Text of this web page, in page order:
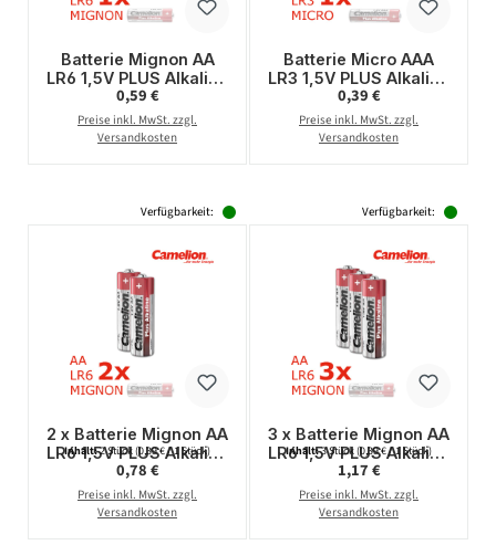
Batterie Mignon AA
LR6 1,5V PLUS Alkaline
- Leistung auf Dauer -
CAMELION
Regulärer Preis:
0,59 €
Preise inkl. MwSt. zzgl.
Versandkosten
Batterie Micro AAA
LR3 1,5V PLUS Alkaline
- Leistung auf Dauer -
CAMELION
Regulärer Preis:
0,39 €
Preise inkl. MwSt. zzgl.
Versandkosten
Verfügbarkeit:
2 x Batterie Mignon AA
LR6 1,5V PLUS Alkaline
- Leistung auf Dauer -
CAMELION
Inhalt:2 Stück(0,39 € / 1 Stück)
Regulärer Preis:
0,78 €
Preise inkl. MwSt. zzgl.
Versandkosten
Verfügbarkeit:
3 x Batterie Mignon AA
LR6 1,5V PLUS Alkaline
- Leistung auf Dauer -
CAMELION
Inhalt:3 Stück(0,39 € / 1 Stück)
Regulärer Preis:
1,17 €
Preise inkl. MwSt. zzgl.
Versandkosten